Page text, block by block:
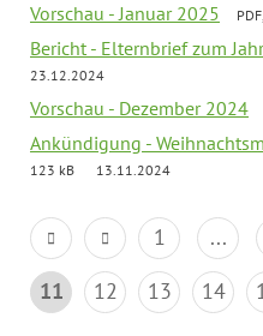
Vorschau - Januar 2025
Bericht - Elternbrief zum
23.12.2024
Vorschau - Dezember 2024
Ankündigung -
123 kB
13.11.2024
1 ...
11
12 13 14